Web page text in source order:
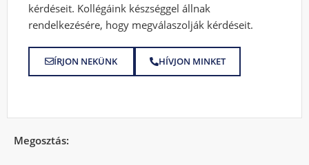
kérdéseit. Kollégáink készséggel állnak
rendelkezésére, hogy megválaszolják kérdéseit.
ÍRJON NEKÜNK HÍVJON MINKET
Megosztás: